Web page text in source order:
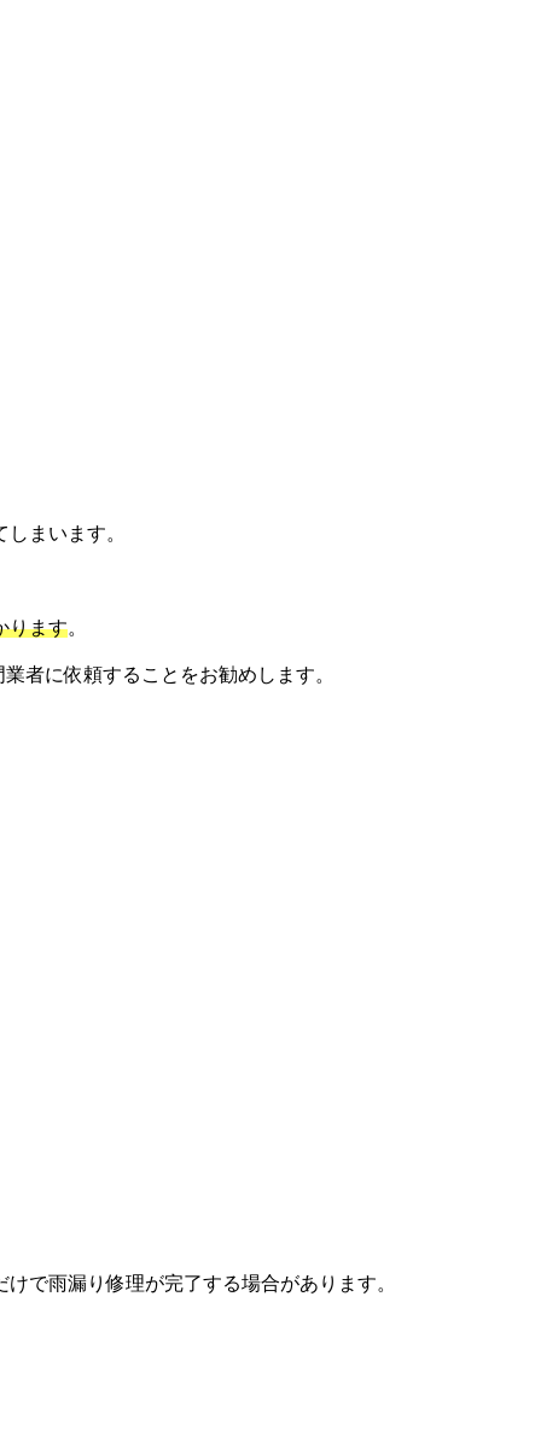
まいます。
ります。
者に依頼することをお勧めします。
けで雨漏り修理が完了する場合があります。